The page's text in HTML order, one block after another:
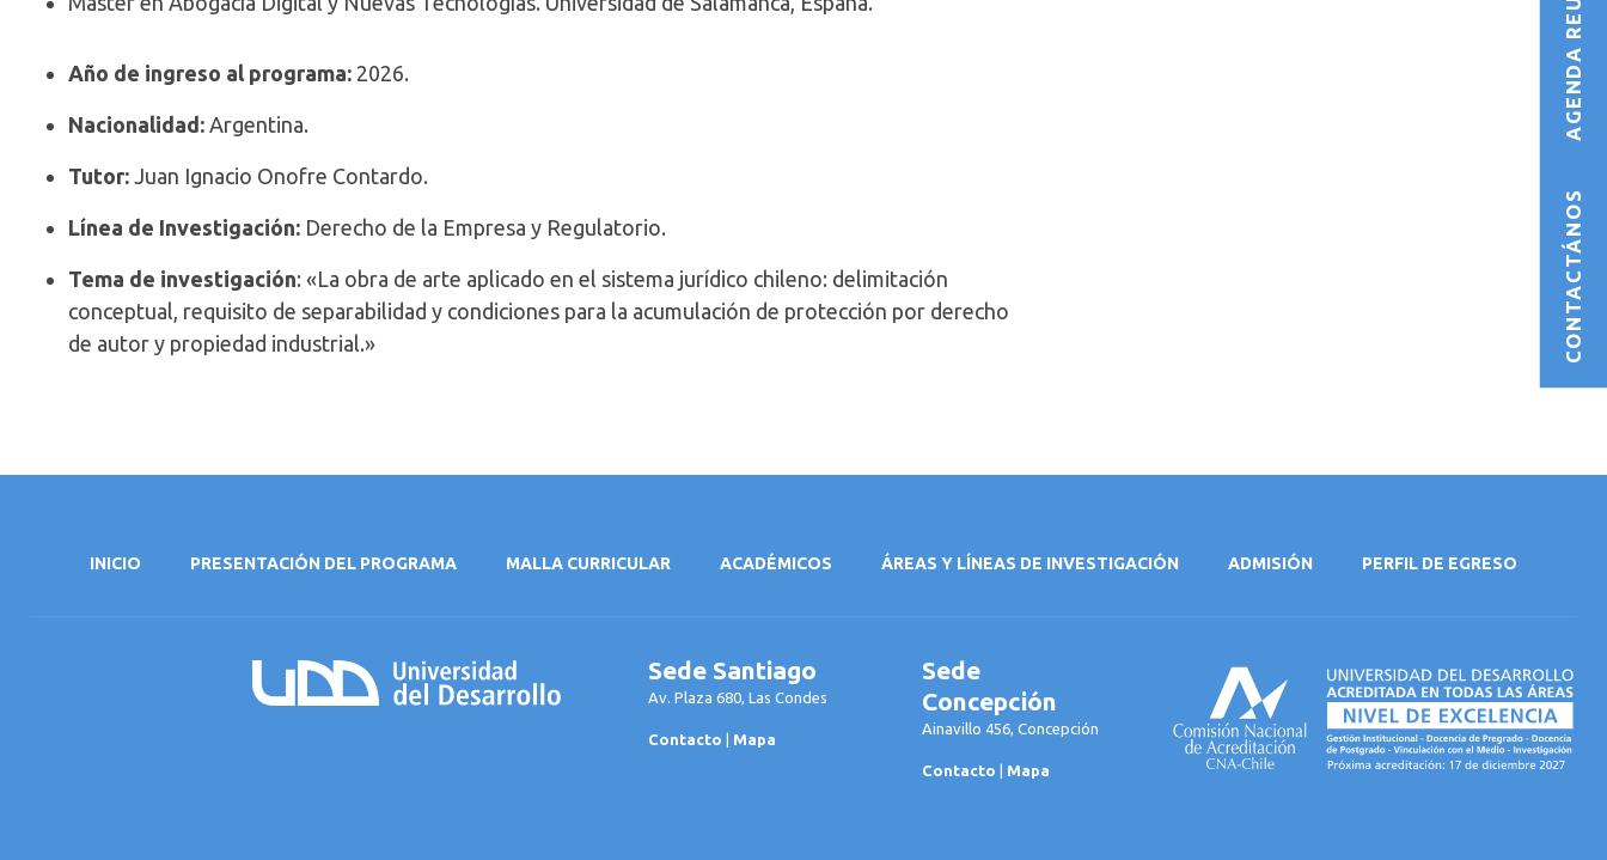
Año de ingreso al programa: 2026.
Nacionalidad: Argentina.
Tutor: Juan Ignacio Onofre Contardo.
Línea de Investigación: Derecho de la Empresa y Regulatorio.
Tema de investigación: «La obra de arte aplicado en el sistema jurídico chileno: delimitación
conceptual, requisito de separabilidad y condiciones para la acumulación de protección por derecho
de autor y propiedad industrial.»
CONTACTÁNOS
INICIO PRESENTACIÓN DEL PROGRAMA MALLA CURRICULAR ACADÉMICOS ÁREAS Y LÍNEAS DE INVESTIGACIÓN ADMISIÓN PERFIL DE EGRESO
Sede Santiago
Av. Plaza 680, Las Condes
Contacto Mapa
Sede
Concepción
Ainavillo 456, Concepción
Contacto Mapa